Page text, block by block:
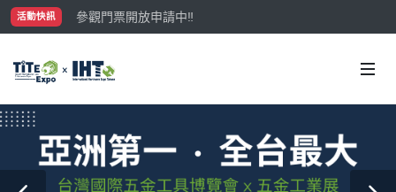
活動快訊
參觀門票開放申請中‼️
最大規模台灣五金展TiTE x IHT，2026/10/20-22與您在臺